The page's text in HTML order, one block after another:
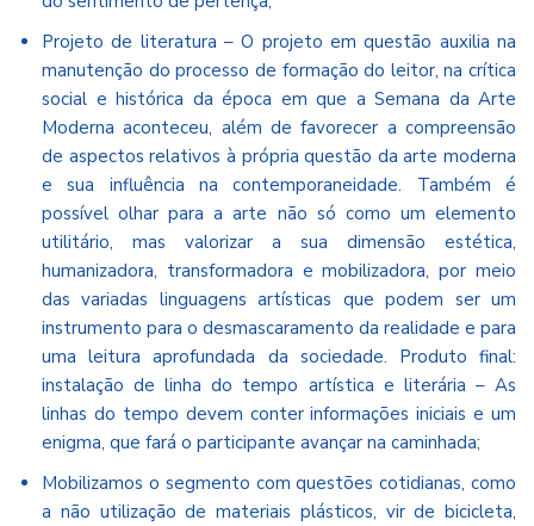
Projeto de literatura – O projeto em questão auxilia na
manutenção do processo de formação do leitor, na crítica
social e histórica da época em que a Semana da Arte
Moderna aconteceu, além de favorecer a compreensão
de aspectos relativos à própria questão da arte moderna
e sua influência na contemporaneidade. Também é
possível olhar para a arte não só como um elemento
utilitário, mas valorizar a sua dimensão estética,
humanizadora, transformadora e mobilizadora, por meio
das variadas linguagens artísticas que podem ser um
instrumento para o desmascaramento da realidade e para
uma leitura aprofundada da sociedade. Produto final:
instalação de linha do tempo artística e literária – As
linhas do tempo devem conter informações iniciais e um
enigma, que fará o participante avançar na caminhada;
Mobilizamos o segmento com questões cotidianas, como
a não utilização de materiais plásticos, vir de bicicleta,